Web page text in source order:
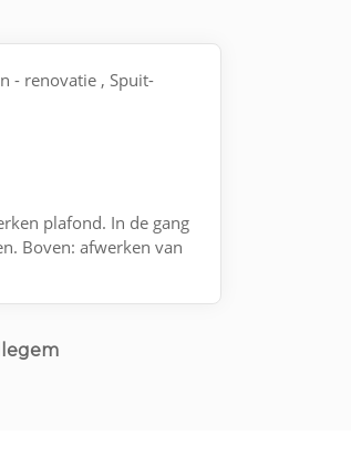
- renovatie , Spuit-
plafond. In de gang
Boven: afwerken van